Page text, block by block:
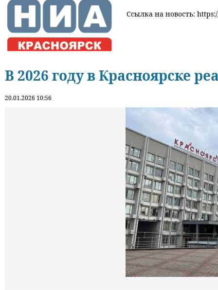
Ссылка на новость:
В 2026 году в Красноярске
20.01.2026 10:56